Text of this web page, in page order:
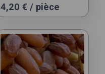
4,20 € / pièce